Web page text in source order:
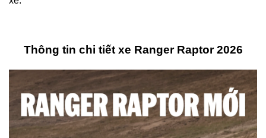
Thông tin chi tiết xe Ranger Raptor 2026